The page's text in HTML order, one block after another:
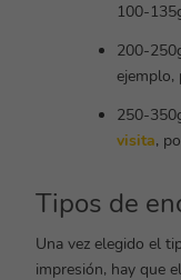
100-
200-
250-
visita,
Tipos de
Una vez elegido el
impresión, hay que